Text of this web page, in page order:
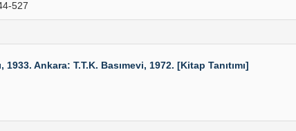
527
Ankara: T.T.K. Basımevi, 1972. [Kitap Tanıtımı]